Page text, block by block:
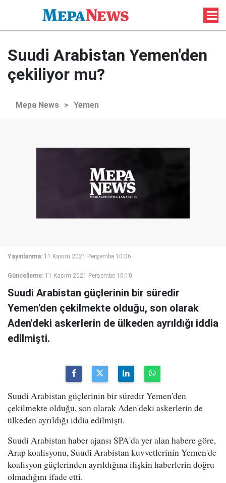
Suudi Arabistan Yemen'den
çekiliyor mu?
Mepa News > Yemen
Yayınlanma: 11 Kasım 2021 Perşembe 10:06
Güncelleme: 11 Kasım 2021 Perşembe 10:10
Suudi Arabistan güçlerinin bir süredir
Yemen'den çekilmekte olduğu, son olarak
Aden'deki askerlerin de ülkeden ayrıldığı iddia
edilmişti.
Suudi Arabistan güçlerinin bir süredir Yemen'den
çekilmekte olduğu, son olarak Aden'deki askerlerin de
ülkeden ayrıldığı iddia edilmişti.
Suudi Arabistan haber ajansı SPA'da yer alan habere göre,
Arap koalisyonu, Suudi Arabistan kuvvetlerinin Yemen'de
koalisyon güçlerinden ayrıldığına ilişkin haberlerin doğru
olmadığını ifade etti.